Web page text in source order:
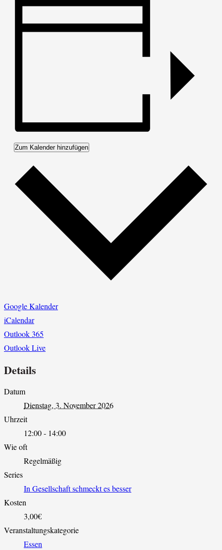
Zum Kalender hinzufügen
Google Kalender
iCalendar
Outlook 365
Outlook Live
Details
Datum
Dienstag, 3. November 2026
Uhrzeit
12:00 - 14:00
Wie oft
Regelmäßig
Series
In Gesellschaft schmeckt es besser
Kosten
3,00€
Veranstaltungskategorie
Essen